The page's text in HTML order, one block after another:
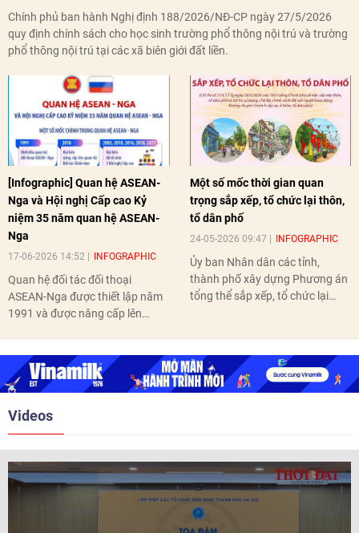
Chính phủ ban hành Nghị định 188/2026/NĐ-CP ngày 27/5/2026
quy định chính sách cho học sinh trường phổ thông nội trú và trường
phổ thông nội trú tại các xã biên giới đất liền.
[Infographic] Quan hệ ASEAN-
Nga và Hội nghị Cấp cao Kỷ
niệm 35 năm quan hệ ASEAN-
Nga
17-06-2026 14:52 INFOGRAPHIC
Quan hệ đối tác đối thoại
ASEAN-Nga được thiết lập năm
1991 và được nâng cấp lên
nghị Cấp cao vào các năm 2005,
2010, 2016, 2018, 2021.
Một số mốc thời gian quan
trọng sắp xếp, tổ chức lại thôn,
tổ dân phố
24-05-2026 09:47 INFOGRAPHIC
Ủy ban Nhân dân các tỉnh,
thành phố xây dựng Phương án
tổng thể sắp xếp, tổ chức lại
Videos